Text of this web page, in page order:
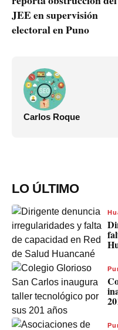
JEE en supervisión
electoral en Puno
Carlos Roque
LO ÚLTIMO